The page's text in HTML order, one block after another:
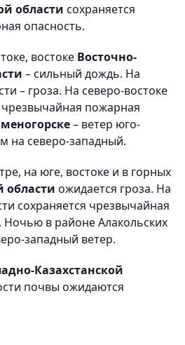
области сохраняется
опасность.
востоке Восточно-
– сильный дождь. На
– гроза. На северо-востоке
чрезвычайная пожарная
– ветер юго-
на северо-западный.
на юге, востоке и в горных
области ожидается гроза. На
сохраняется чрезвычайная
в районе Алакольских
западный ветер.
Казахстанской
почвы ожидаются